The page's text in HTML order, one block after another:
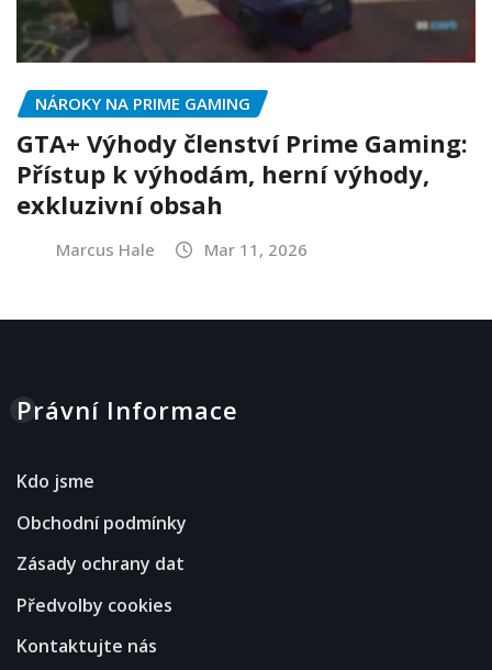
NÁROKY NA PRIME GAMING
GTA+ Výhody členství Prime Gaming:
Přístup k výhodám, herní výhody,
exkluzivní obsah
Marcus Hale Mar 11, 2026
Právní Informace
Kdo jsme
Obchodní podmínky
Zásady ochrany dat
Předvolby cookies
Kontaktujte nás